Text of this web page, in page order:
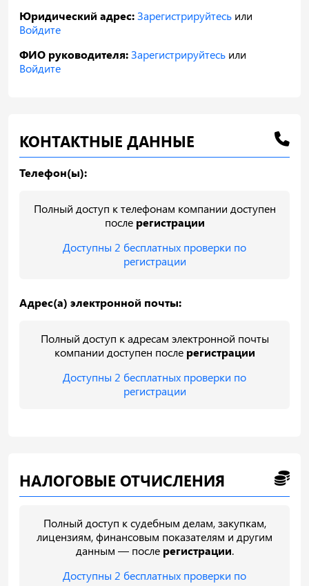
Юридический адрес:Зарегистрируйтесь или
Войдите
ФИО руководителя:Зарегистрируйтесь или
Войдите
КОНТАКТНЫЕ ДАННЫЕ
Телефон(ы):
Полный доступ к телефонам компании доступен
после регистрации
Доступны 2 бесплатных проверки по
регистрации
Адрес(а) электронной почты:
Полный доступ к адресам электронной почты
компании доступен после регистрации
Доступны 2 бесплатных проверки по
регистрации
НАЛОГОВЫЕ ОТЧИСЛЕНИЯ
Полный доступ к судебным делам, закупкам,
лицензиям, финансовым показателям и другим
данным — после регистрации.
Доступны 2 бесплатных проверки по